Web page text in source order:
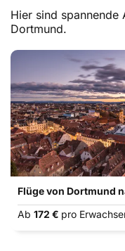
Hier sind spannende
Dortmund.
Flüge von Dortmund
Ab 172 € pro